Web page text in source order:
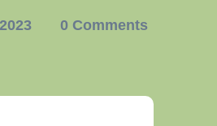
0 Comments